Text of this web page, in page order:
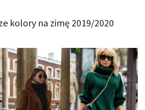
kolory na zimę 2019/2020